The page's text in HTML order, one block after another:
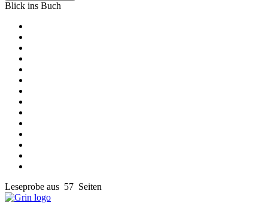
Blick ins Buch
Leseprobe aus 57 Seiten